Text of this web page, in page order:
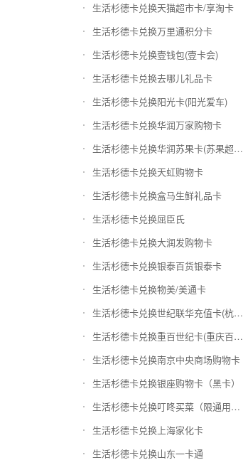
生活杉德卡兑换天猫超市卡/享淘卡
生活杉德卡兑换万里通积分卡
生活杉德卡兑换壹钱包(壹卡会)
生活杉德卡兑换去哪儿礼品卡
生活杉德卡兑换阳光卡(阳光爱车)
生活杉德卡兑换华润万家购物卡
生活杉德卡兑换华润苏果卡(苏果超市卡)（维护 请暂停提交）
生活杉德卡兑换天虹购物卡
生活杉德卡兑换盒马生鲜礼品卡
生活杉德卡兑换屈臣氏
生活杉德卡兑换大润发购物卡
生活杉德卡兑换银泰百货银泰卡
生活杉德卡兑换物美/美通卡
生活杉德卡兑换世纪联华充值卡(杭州联华)
生活杉德卡兑换重百世纪卡(重庆百货)
生活杉德卡兑换南京中央商场购物卡
生活杉德卡兑换银座购物卡（黑卡）
生活杉德卡兑换叮咚买菜（限通用礼品卡）
生活杉德卡兑换上海家化卡
生活杉德卡兑换山东一卡通